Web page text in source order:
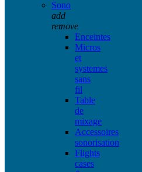
Sono
add
remove
Enceintes
Micros
et
systemes
sans
fil
Table
de
mixage
Accessoires
sonorisation
Flights
cases